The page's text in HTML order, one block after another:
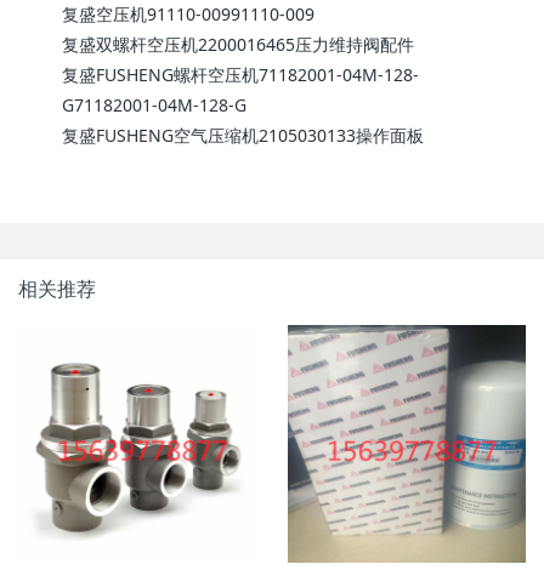
复盛空压机91110-00991110-009
复盛双螺杆空压机2200016465压力维持阀配件
复盛FUSHENG螺杆空压机71182001-04M-128-
G71182001-04M-128-G
复盛FUSHENG空气压缩机2105030133操作面板
相关推荐